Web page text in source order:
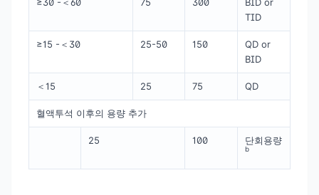
≥30 -＜60 75 300
BID or
TID
≥15 -＜30 25-50 150
QD or
BID
＜15 25 75 QD
혈액투석 이후의 용량 추가
25 100 단회용량
b